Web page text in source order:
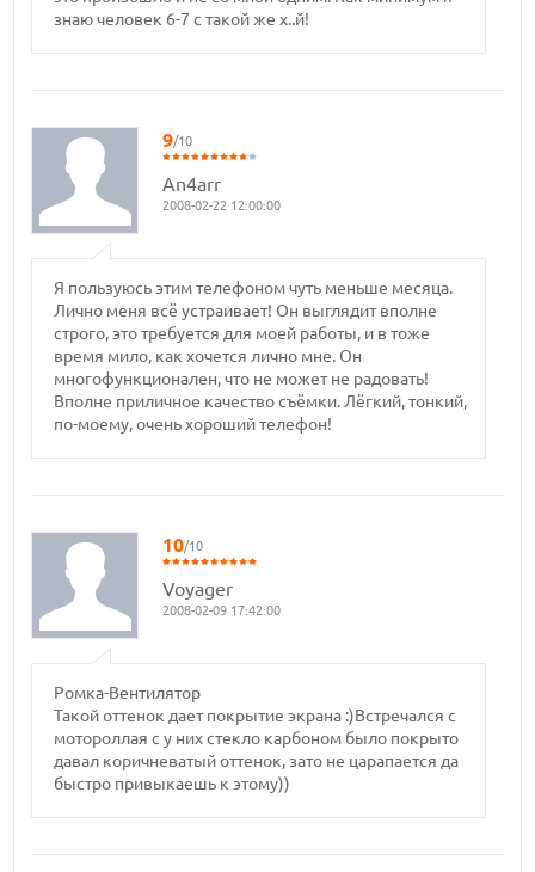
знаю человек 6-7 с такой же х..й!
9/10
An4arr
2008-02-22 12:00:00
Я пользуюсь этим телефоном чуть меньше месяца.
Лично меня всё устраивает! Он выглядит вполне
строго, это требуется для моей работы, и в тоже
время мило, как хочется лично мне. Он
многофункционален, что не может не радовать!
Вполне приличное качество съёмки. Лёгкий, тонкий,
по-моему, очень хороший телефон!
10/10
Voyager
2008-02-09 17:42:00
Ромка-Вентилятор
Такой оттенок дает покрытие экрана :)Встречался с
мотороллая с у них стекло карбоном было покрыто
давал коричневатый оттенок, зато не царапается да
быстро привыкаешь к этому))